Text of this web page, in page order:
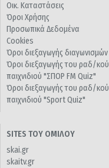
Οικ. Καταστάσεις
Όροι Χρήσης
Προσωπικά Δεδομένα
Cookies
Όροι διεξαγωγής διαγωνισμών
Όροι διεξαγωγής του ραδ/κού
παιχνιδιού "ΣΠΟΡ FM Quiz"
Όροι διεξαγωγής του ραδ/κού
παιχνιδιού "Sport Quiz"
SITES ΤΟΥ ΟΜΙΛΟΥ
skai.gr
skaitv.gr